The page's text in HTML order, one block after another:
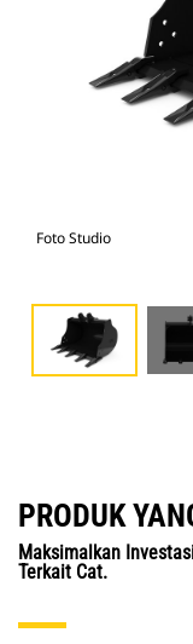
Foto Studio
PRODUK
Maksimalkan
Terkait Cat.